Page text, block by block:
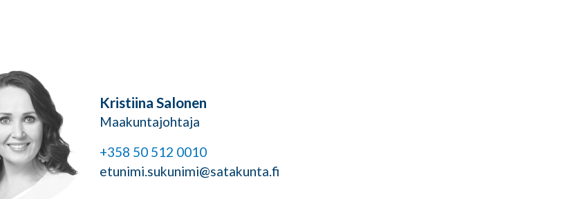
Kristiina Salonen
Maakuntajohtaja
+358 50 512 0010
etunimi.sukunimi@satakunta.fi